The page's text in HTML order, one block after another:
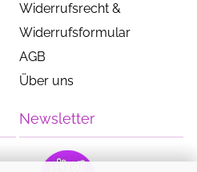
Widerrufsrecht &
Widerrufsformular
AGB
Über uns
Newsletter